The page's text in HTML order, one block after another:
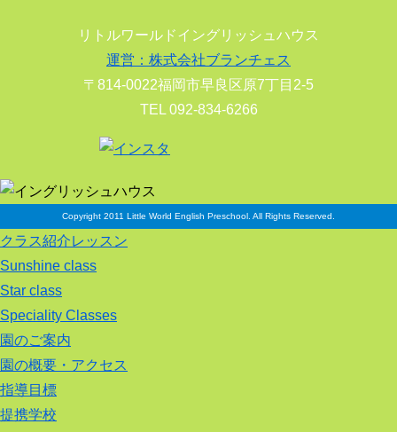
リトルワールドイングリッシュハウス
運営：株式会社ブランチェス
〒814-0022福岡市早良区原7丁目2-5
TEL 092-834-6266
Copyright 2011 Little World English Preschool. All Rights Reserved.
クラス紹介レッスン
Sunshine class
Star class
Speciality Classes
園のご案内
園の概要・アクセス
指導目標
提携学校